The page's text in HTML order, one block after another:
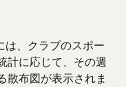
は、クラブのスポー
計に応じて、その週
散布図が表示されま